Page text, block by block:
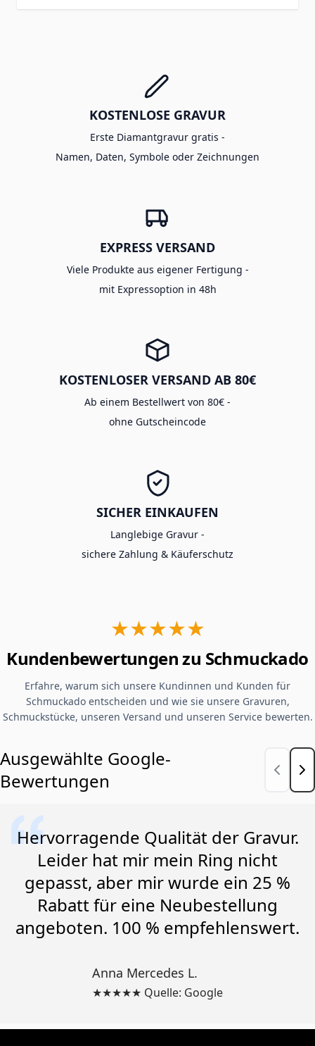
KOSTENLOSE GRAVUR
Erste Diamantgravur gratis -
Namen, Daten, Symbole oder Zeichnungen
EXPRESS VERSAND
Viele Produkte aus eigener Fertigung -
mit Expressoption in 48h
KOSTENLOSER VERSAND AB 80€
Ab einem Bestellwert von 80€ -
ohne Gutscheincode
SICHER EINKAUFEN
Langlebige Gravur -
sichere Zahlung & Käuferschutz
★★★★★
Kundenbewertungen zu Schmuckado
Erfahre, warum sich unsere Kundinnen und Kunden für
Schmuckado entscheiden und wie sie unsere Gravuren,
Schmuckstücke, unseren Versand und unseren Service bewerten.
Ausgewählte Google-
Bewertungen
Hervorragende Qualität der Gravur.
Leider hat mir mein Ring nicht
gepasst, aber mir wurde ein 25 %
Rabatt für eine Neubestellung
angeboten. 100 % empfehlenswert.
Anna Mercedes L.
★★★★★ Quelle: Google